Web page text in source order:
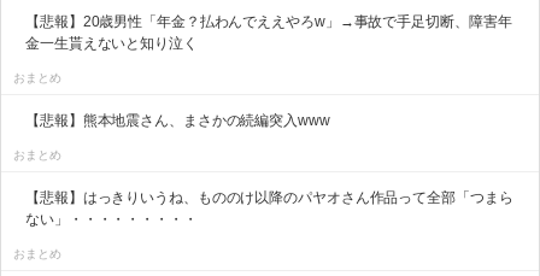
【悲報】20歳男性「年金？払わんでええやろw」→事故で手足切断、障害年
金一生貰えないと知り泣く
おまとめ
【悲報】熊本地震さん、まさかの続編突入www
おまとめ
【悲報】はっきりいうね、もののけ以降のパヤオさん作品って全部「つまら
ない」・・・・・・・・・
おまとめ